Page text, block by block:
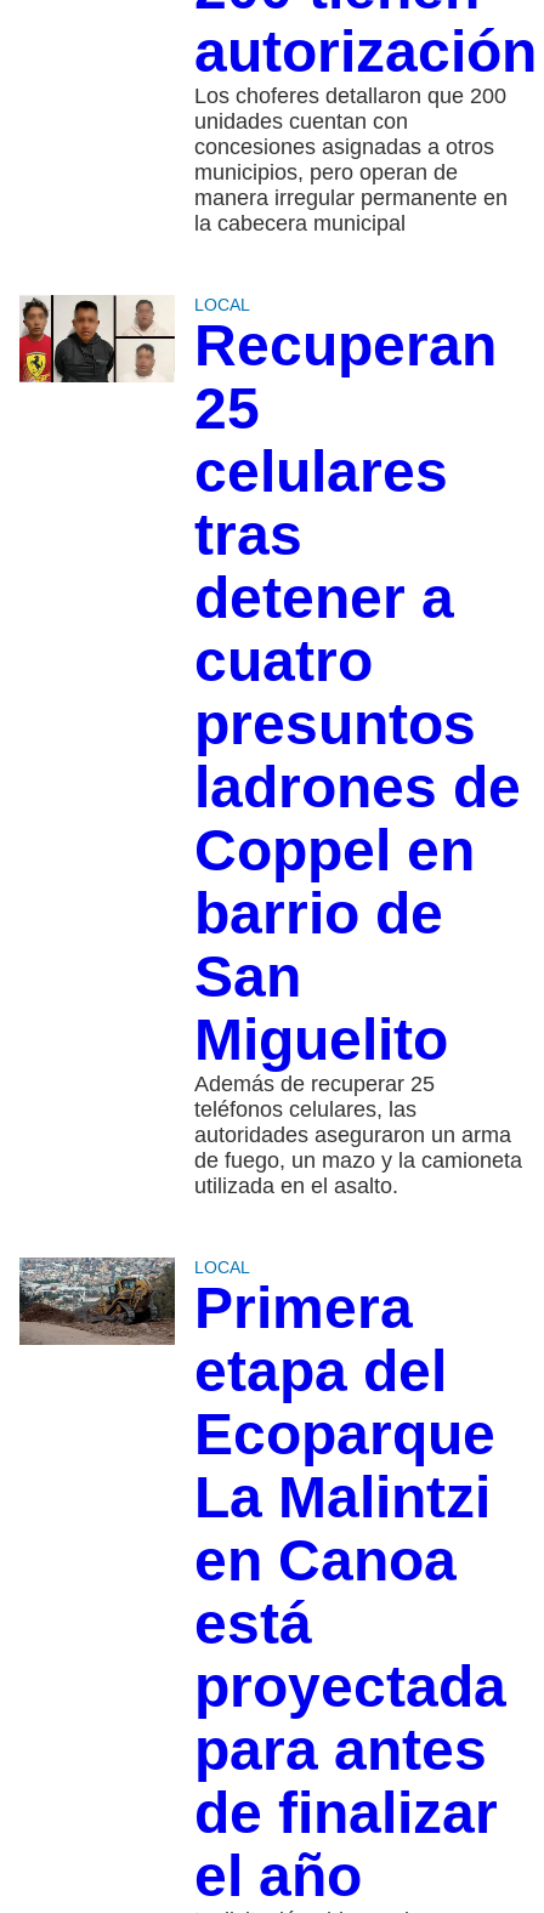
autorización
Los choferes detallaron que 200
unidades cuentan con
concesiones asignadas a otros
municipios, pero operan de
manera irregular permanente en
la cabecera municipal
LOCAL
Recuperan
25
celulares
tras
detener a
cuatro
presuntos
ladrones de
Coppel en
barrio de
San
Miguelito
Además de recuperar 25
teléfonos celulares, las
autoridades aseguraron un arma
de fuego, un mazo y la camioneta
utilizada en el asalto.
LOCAL
Primera
etapa del
Ecoparque
La Malintzi
en Canoa
está
proyectada
para antes
de finalizar
el año